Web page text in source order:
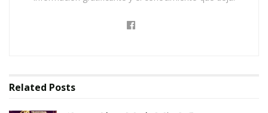
Recalcó que sería a partir de este fin de semana
echará mano del material existente, “Vamos a
Related Posts